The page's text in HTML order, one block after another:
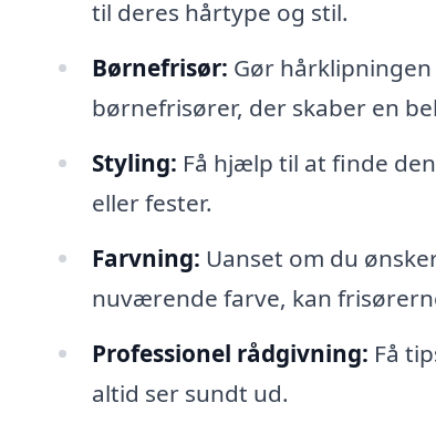
til deres hårtype og stil.
Børnefrisør: Gør
børnefrisører, der skaber en
Styling: Få hjælp til at finde
eller fester.
Farvning: Uanset om du
nuværende farve, kan
Professionel rådgivning: Få
altid ser sundt ud.